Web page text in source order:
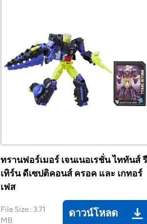
ทรานฟอร์เมอร์ เจนเนอเรชั่น ไททันส์
เทิร์น ดีเซปติคอนส์ ครอค และ เกทอร์
เฟส
File Size :3.71
MB
ดาวน์โหลด